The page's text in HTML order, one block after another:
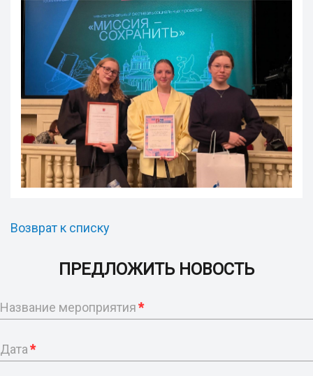
Возврат к списку
ПРЕДЛОЖИТЬ НОВОСТЬ
Название мероприятия*
Дата*